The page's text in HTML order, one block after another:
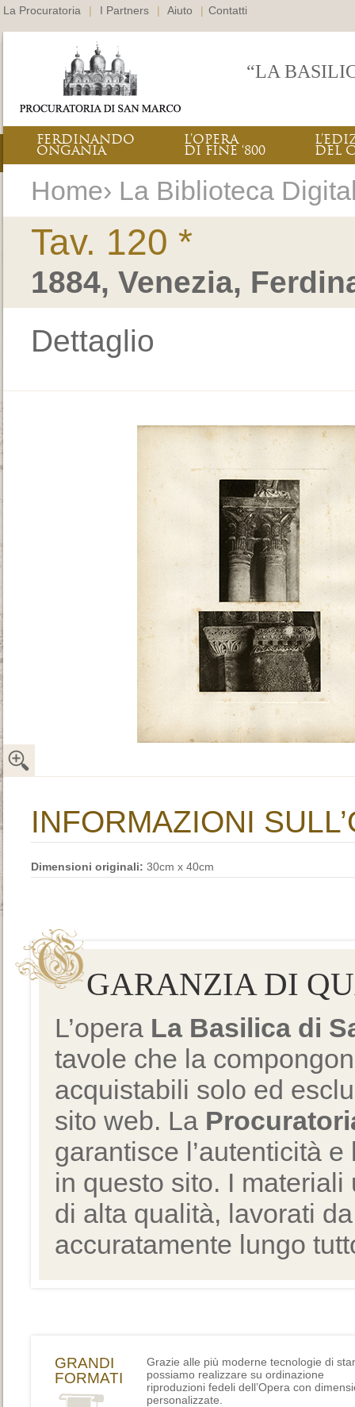
La Procuratoria | I Partners | Aiuto | Contatti
“LA
FERDINANDO
ONGANIA
L’OPERA
DI FINE ‘800 DEL
Home› La Biblioteca
Tav. 120 *
1884, Venezia,
Dettaglio
INFORMAZIONI
Dimensioni originali: 30cm x 40cm
GARANZIA DI
L’opera La Basilica di
tavole che la
acquistabili solo ed
sito web. La
garantisce l’autenticità
in questo sito. I
di alta qualità, lavorati
accuratamente lungo
GRANDI
FORMATI
Grazie alle più moderne tecnologie di
possiamo realizzare su ordinazione
riproduzioni fedeli dell’Opera con
personalizzate.